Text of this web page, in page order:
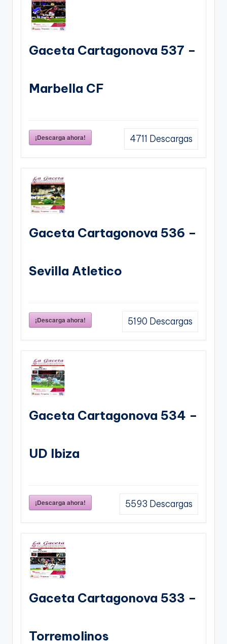
Gaceta Cartagonova 537 –
Marbella CF
¡Descarga ahora! 4711 Descargas
Gaceta Cartagonova 536 –
Sevilla Atletico
¡Descarga ahora! 5190 Descargas
Gaceta Cartagonova 534 –
UD Ibiza
¡Descarga ahora! 5593 Descargas
Gaceta Cartagonova 533 –
Torremolinos